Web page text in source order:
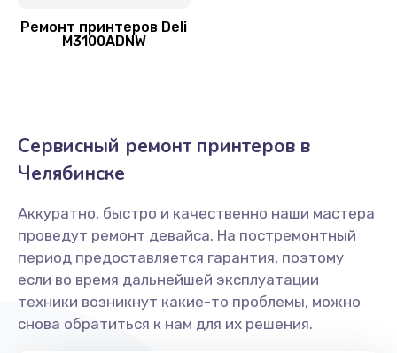
Ремонт принтеров Deli
M3100ADNW
Сервисный ремонт принтеров в
Челябинске
Аккуратно, быстро и качественно наши мастера
проведут ремонт девайса. На постремонтный
период предоставляется гарантия, поэтому
если во время дальнейшей эксплуатации
техники возникнут какие-то проблемы, можно
снова обратиться к нам для их решения.